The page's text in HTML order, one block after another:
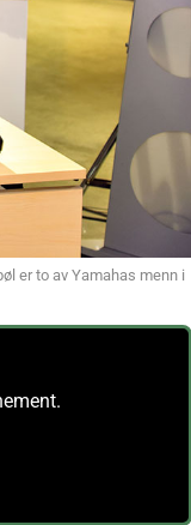
er to av Yamahas menn i